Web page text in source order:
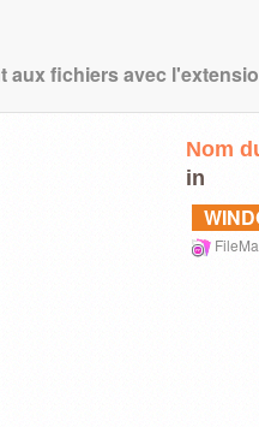
aux fichiers avec
Nom
in